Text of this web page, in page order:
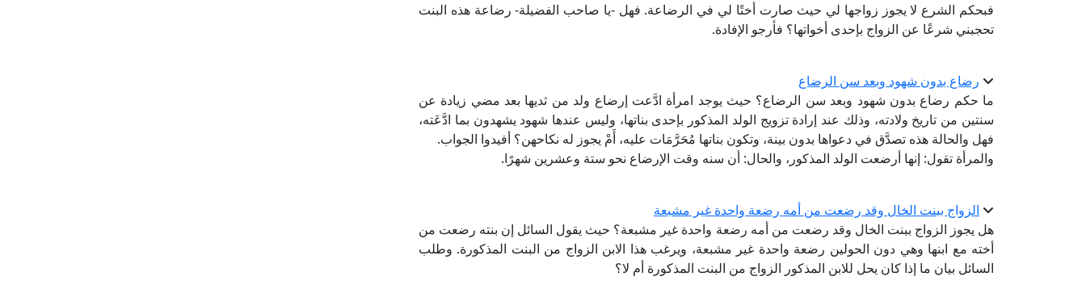
فبحكم الشرع لا يجوز زواجها لي حيث صارت أختًا لي في الرضاعة. فهل -يا صاحب الفضيلة- رضاعة هذه البنت
تحجبني شرعًا عن الزواج بإحدى أخواتها؟ فأرجو الإفادة.
رضاع بدون شهود وبعد سن الرضاع
ما حكم رضاع بدون شهود وبعد سن الرضاع؟ حيث يوجد امرأة ادَّعت إرضاع ولد من ثديها بعد مضي زيادة عن
سنتين من تاريخ ولادته، وذلك عند إرادة تزويج الولد المذكور بإحدى بناتها، وليس عندها شهود يشهدون بما ادَّعَته،
فهل والحالة هذه تصدَّق في دعواها بدون بينة، وتكون بناتها مُحَرَّمَات عليه، أَمْ يجوز له نكاحهن؟ أفيدوا الجواب.
والمرأة تقول: إنها أرضعت الولد المذكور، والحال: أن سنه وقت الإرضاع نحو ستة وعشرين شهرًا.
الزواج ببنت الخال وقد رضعت من أمه رضعة واحدة غير مشبعة
هل يجوز الزواج ببنت الخال وقد رضعت من أمه رضعة واحدة غير مشبعة؟ حيث يقول السائل إن بنته رضعت من
أخته مع ابنها وهي دون الحولين رضعة واحدة غير مشبعة، ويرغب هذا الابن الزواج من البنت المذكورة. وطلب
السائل بيان ما إذا كان يحل للابن المذكور الزواج من البنت المذكورة أم لا؟